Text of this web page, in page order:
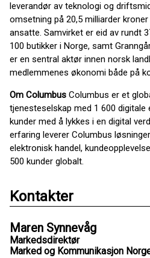
leverandør av teknologi og
omsetning på 20,5 milliarder
ansatte. Samvirket er eid av rundt
100 butikker i Norge, samt
er en sentral aktør innen norsk
medlemmenes økonomi både på
Om Columbus Columbus er et
tjenesteselskap med 1 600
kunder med å lykkes i en digital
erfaring leverer Columbus løsninger
elektronisk handel,
500 kunder globalt.
Kontakter
Maren Synnevåg
Markedsdirektør
Marked og Kommunikasjon